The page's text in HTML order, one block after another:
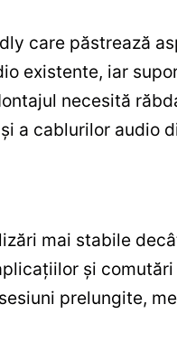
care păstrează
existente, iar
necesită
a cablurilor audio
mai stabile
și
prelungite,